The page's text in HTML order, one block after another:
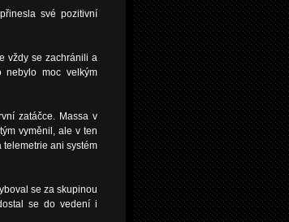
své pozitivní
vždy se zachránili a
moc velkým
zatáčce. Massa v
vyměnil, ale v ten
telemetrie ani systém
se za skupinou
se do vedení i